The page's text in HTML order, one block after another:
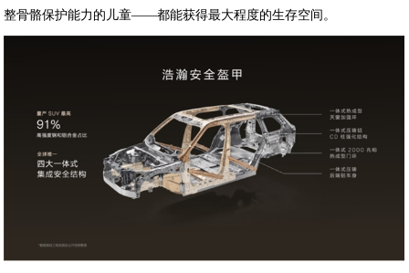
整骨骼保护能力的儿童——都能获得最大程度的生存空间。